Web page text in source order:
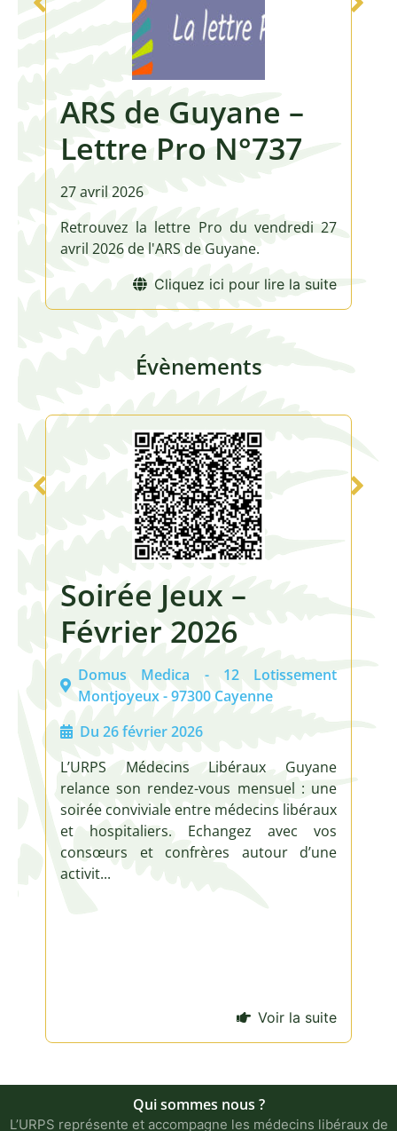
27
ARS de Guyane
Lettre Pro
27 avril 2026
Retrouvez la lettre Pro du
avril 2026 de l'ARS de Guyane.
Cliquez ici pour lire
Évènements
–
12 Lotissement
Cayenne
Guyane
mensuel : une
médecins libéraux
avec vos
autour d’une
Soirée Jeux –
Rencontre
Hôpital
Domus Medica - 12
Montjoyeux - 97300
Du 22 janvier 2026
Au 22 janvier 2026
L’URPS Médecins
relance son rendez-vous
Qui sommes nous ?
L’URPS représente et accompagne les médecins libéraux de